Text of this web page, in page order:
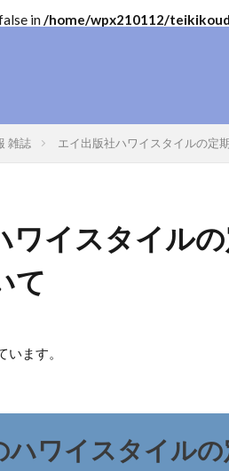
in/home/wpx210112/
雑誌 エイ出版社ハワイスタイルの定
ワイスタイル
て
ます。
ハワイスタイル